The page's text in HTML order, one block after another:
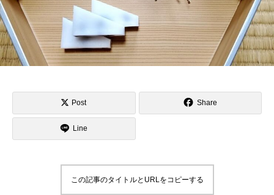
Post Share
Line
この記事のタイトルとURLをコピーする